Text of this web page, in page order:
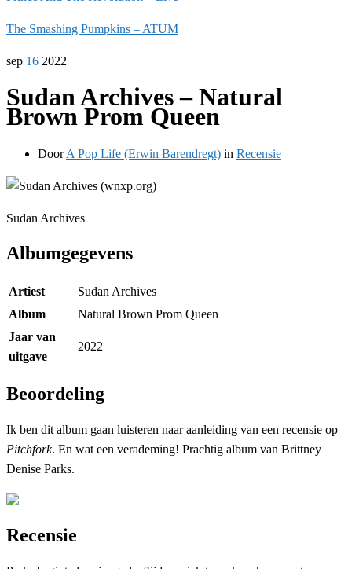
The Smashing Pumpkins – ATUM
sep 16 2022
Sudan Archives – Natural
Brown Prom Queen
DoorA Pop Life (Erwin Barendregt) in Recensie
Sudan Archives
Albumgegevens
Artiest
Sudan Archives
Album
Natural Brown Prom Queen
Jaar van
uitgave
2022
Beoordeling
Ik ben dit album gaan luisteren naar aanleiding van een recensie op
Pitchfork. En wat een verademing! Prachtig album van Brittney
Denise Parks.
Recensie